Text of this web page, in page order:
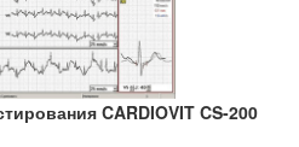
CARDIOVIT CS-200